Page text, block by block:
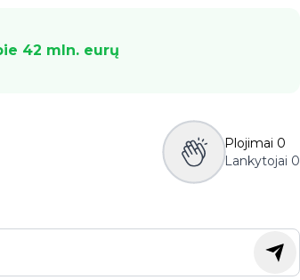
42 mln. eurų
Plojimai 0
Lankytojai 0